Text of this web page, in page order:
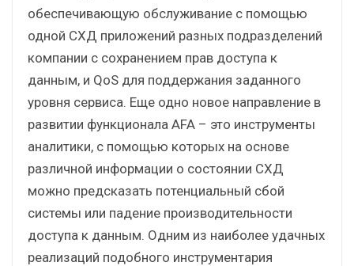
обеспечивающую обслуживание с помощью
одной СХД приложений разных подразделений
компании с сохранением прав доступа к
данным, и QoS для поддержания заданного
уровня сервиса. Еще одно новое направление в
развитии функционала AFA – это инструменты
аналитики, с помощью которых на основе
различной информации о состоянии СХД
можно предсказать потенциальный сбой
системы или падение производительности
доступа к данным. Одним из наиболее удачных
реализаций подобного инструментария